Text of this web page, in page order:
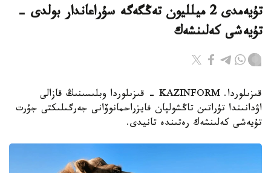
تۇيەمدى 2 ميلليون تەڭگەگە سۇراعاندار بولدى -
تۇيەشى كەلىنشەك
قىزىلوردا. KAZINFORM - قىزىلوردا وبلىسىنىڭ قازالى
اۋدانىندا تۇراتىن تاڭشولپان فايزراحمانوۆانى جەرگىلىكتى جۇرت
تۇيەشى كەلىنشەك رەتىندە تانيدى.